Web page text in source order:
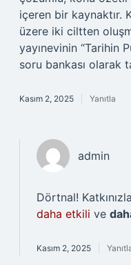
içeren bir kaynaktır.
üzere iki ciltten
yayınevinin “Tarihin
soru bankası olarak
Kasım 2, 2025 Yanıtla
admin
Dörtnal!
daha etkili ve
Kasım 2, 2025